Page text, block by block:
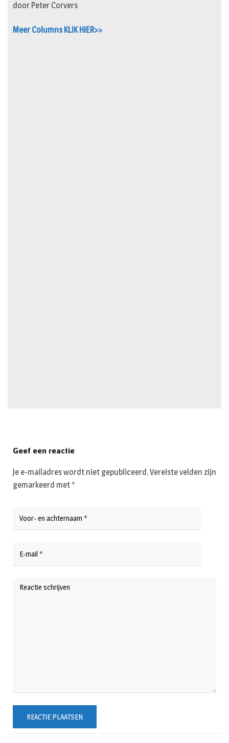
door Peter Corvers
Meer Columns KLIK HIER>>
Geef een reactie
Je e-mailadres wordt niet gepubliceerd.Vereiste velden zijn
gemarkeerd met *